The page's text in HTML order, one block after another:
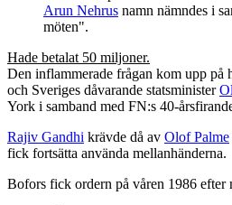
Arun Nehrus namn nämndes i
möten".
Hade betalat 50 miljoner.
Den inflammerade frågan kom upp på
och Sveriges dåvarande statsminister
York i samband med FN:s 40-
Rajiv Gandhi krävde då av Olof Palme
fick fortsätta använda mellanhänderna.
Bofors fick ordern på våren 1986 efter